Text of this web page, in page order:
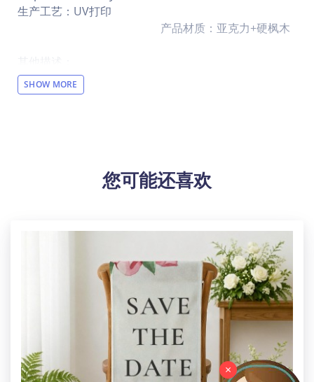
生产工艺：UV打印
产品材质：亚克力+硬枫木
【注意】此产品价格不含运费，仅支持走官方物流（目
前可走USPS、GOFO、
【材质说明】亚克力+硬枫木
置。默认图标印在板上。个性定制给你带来精彩的体
【适用场景】生日，周年纪念日或结婚礼物的绝佳个性
【内部构造】每个包装包括1个L型木制底座和1个丙烯酸
【特别说明】此尺码数据因测量方法不同，误差在1-2cm
【产品尺码】15.24cm(宽) x 10.16cm(高)
SHOW MORE
您可能还喜欢
×